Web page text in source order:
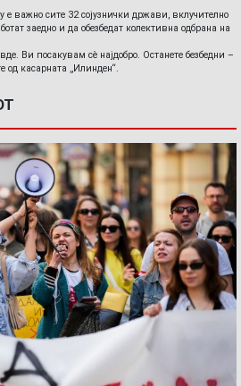
е важно сите 32 сојузнички држави, вклучително
заедно и да обезбедат колективна одбрана на
Ви посакувам сè најдобро. Останете безбедни –
од касарната „Илинден“.